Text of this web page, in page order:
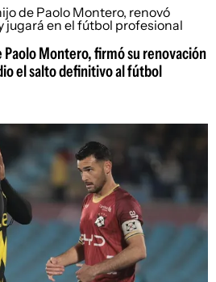
Montero, firmó su renovación
el salto definitivo al fútbol